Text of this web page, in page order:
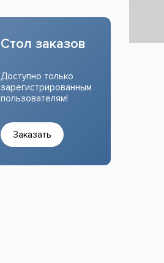
Стол заказов
Доступно только
зарегистрированным
пользователям!
Заказать